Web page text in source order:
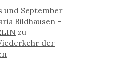
und September
Bildhausen –
zu
der